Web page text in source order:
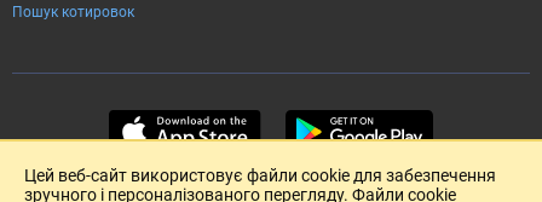
Пошук котировок
Цей веб-сайт використовує файли cookie для забезпечення
зручного і персоналізованого перегляду. Файли cookie